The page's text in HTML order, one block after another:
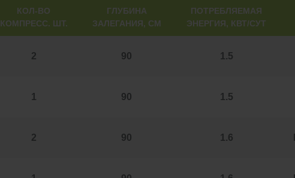
КОЛ-ВО
КОМПРЕСС. ШТ.
ГЛУБИНА
ЗАЛЕГАНИЯ, СМ
ПОТРЕБЛЯЕМАЯ
ЭНЕРГИЯ, КВТ/СУТ
2 90 1.5
1 90 1.5
2 90 1.6